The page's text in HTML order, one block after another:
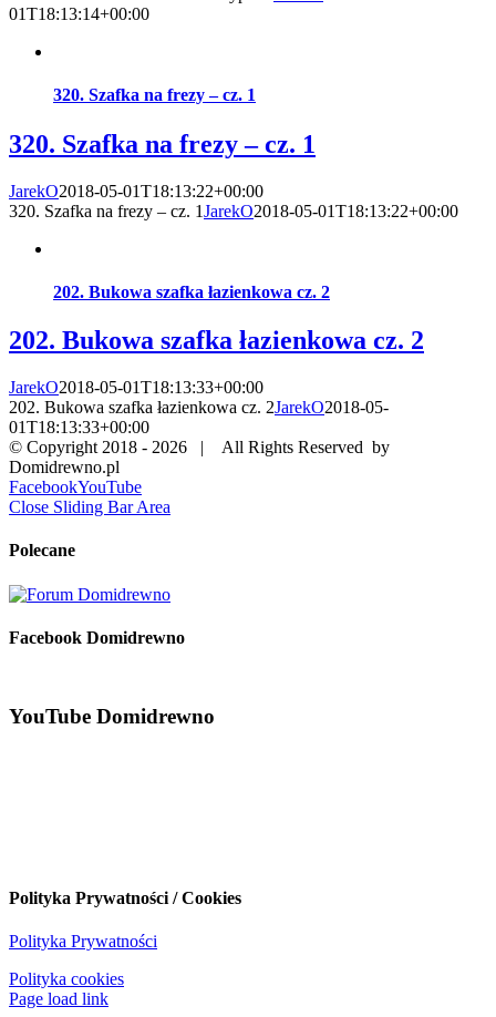
01T18:13:14+00:00
320. Szafka na frezy – cz. 1
320. Szafka na frezy – cz. 1
JarekO2018-05-01T18:13:22+00:00
320. Szafka na frezy – cz. 1JarekO2018-05-01T18:13:22+00:00
202. Bukowa szafka łazienkowa cz. 2
202. Bukowa szafka łazienkowa cz. 2
JarekO2018-05-01T18:13:33+00:00
202. Bukowa szafka łazienkowa cz. 2JarekO2018-05-
01T18:13:33+00:00
© Copyright 2018 - 2026 | All Rights Reserved by
Domidrewno.pl
FacebookYouTube
Close Sliding Bar Area
Polecane
Facebook Domidrewno
YouTube Domidrewno
Polityka Prywatności / Cookies
Polityka Prywatności
Polityka cookies
Page load link